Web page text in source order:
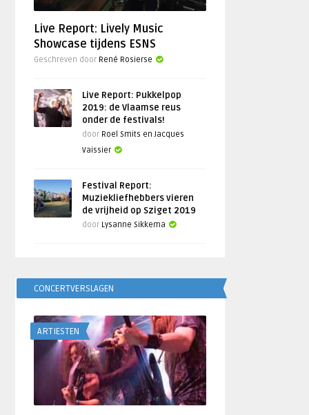
Live Report: Lively Music
Showcase tijdens ESNS
Geschreven door René Rosierse
Live Report: Pukkelpop
2019: de Vlaamse reus
onder de festivals!
door Roel Smits en Jacques
Vaissier
Festival Report:
Muziekliefhebbers vieren
de vrijheid op Sziget 2019
door Lysanne Sikkema
CONCERTVERSLAGEN
ARTIESTEN